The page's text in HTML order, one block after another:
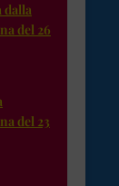
dalla
del 26
del 23